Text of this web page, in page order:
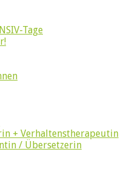
Tage
+ Verhaltenstherapeutin
/ Übersetzerin